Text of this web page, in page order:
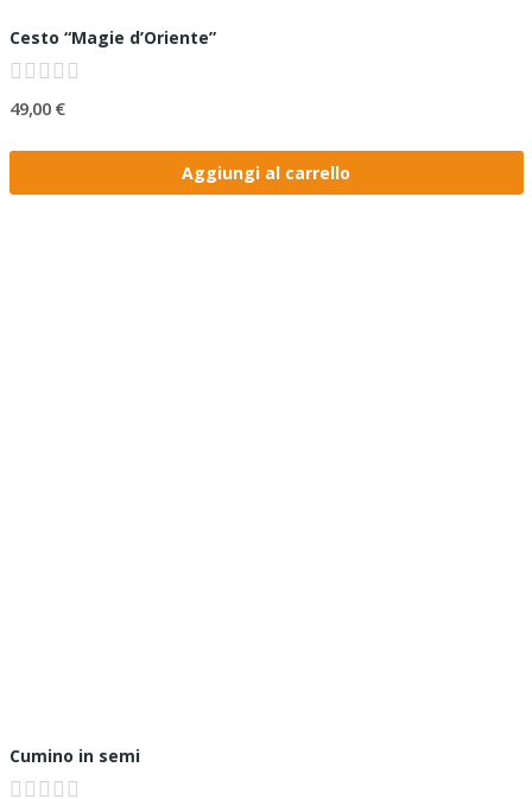
Cesto “Magie d’Oriente”
49,00 €
Aggiungi al carrello
Cumino in semi